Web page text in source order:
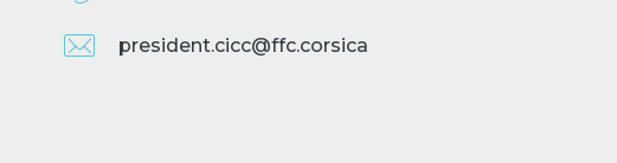
president.cicc@ffc.corsica